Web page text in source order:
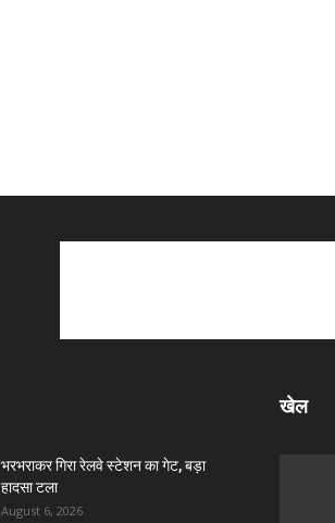
भरभराकर गिरा रेलवे स्टेशन का गेट, बड़ा
हादसा टला
August 6, 2026
खेल